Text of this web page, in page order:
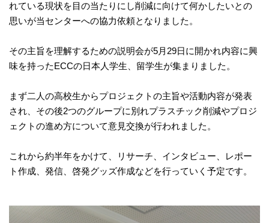
れている現状を目の当たりにし削減に向けて何かしたいとの
思いが当センターへの協力依頼となりました。
その主旨を理解するための説明会が5月29日に開かれ内容に興
味を持ったECCの日本人学生、留学生が集まりました。
まず二人の高校生からプロジェクトの主旨や活動内容が発表
され、その後2つのグループに別れプラスチック削減やプロジ
ェクトの進め方について意見交換が行われました。
これから約半年をかけて、リサーチ、インタビュー、レポー
ト作成、発信、啓発グッズ作成などを行っていく予定です。